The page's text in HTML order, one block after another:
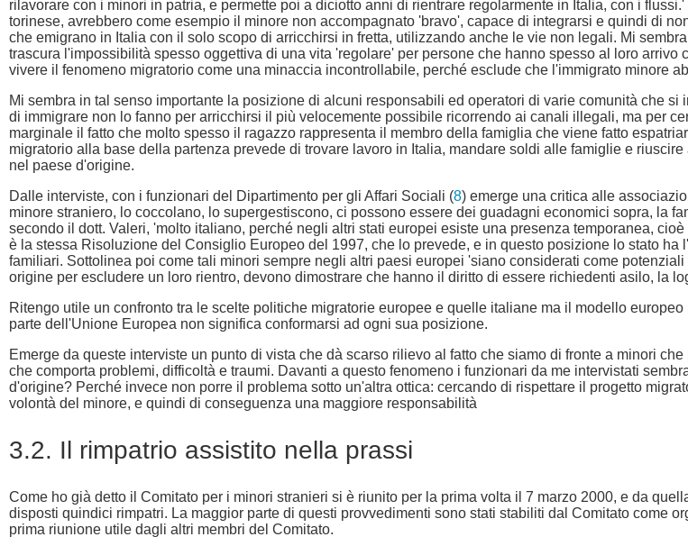
rilavorare con i minori in patria, e permette poi a diciotto anni di rientrare regolarmente in Italia, con i flussi.'
torinese, avrebbero come esempio il minore non accompagnato 'bravo', capace di integrarsi e quindi di
che emigrano in Italia con il solo scopo di arricchirsi in fretta, utilizzando anche le vie non legali. Mi
trascura l'impossibilità spesso oggettiva di una vita 'regolare' per persone che hanno spesso al loro
vivere il fenomeno migratorio come una minaccia incontrollabile, perché esclude che l'immigrato minore
Mi sembra in tal senso importante la posizione di alcuni responsabili ed operatori di varie comunità che si
di immigrare non lo fanno per arricchirsi il più velocemente possibile ricorrendo ai canali illegali, ma per
marginale il fatto che molto spesso il ragazzo rappresenta il membro della famiglia che viene fatto
migratorio alla base della partenza prevede di trovare lavoro in Italia, mandare soldi alle famiglie e
nel paese d'origine.
Dalle interviste, con i funzionari del Dipartimento per gli Affari Sociali (8) emerge una critica alle
minore straniero, lo coccolano, lo supergestiscono, ci possono essere dei guadagni economici sopra, la
secondo il dott. Valeri, 'molto italiano, perché negli altri stati europei esiste una presenza temporanea,
è la stessa Risoluzione del Consiglio Europeo del 1997, che lo prevede, e in questo posizione lo stato
familiari. Sottolinea poi come tali minori sempre negli altri paesi europei 'siano considerati come
origine per escludere un loro rientro, devono dimostrare che hanno il diritto di essere richiedenti asilo, la
Ritengo utile un confronto tra le scelte politiche migratorie europee e quelle italiane ma il modello
parte dell'Unione Europea non significa conformarsi ad ogni sua posizione.
Emerge da queste interviste un punto di vista che dà scarso rilievo al fatto che siamo di fronte a minori
che comporta problemi, difficoltà e traumi. Davanti a questo fenomeno i funzionari da me intervistati
d'origine? Perché invece non porre il problema sotto un'altra ottica: cercando di rispettare il progetto
volontà del minore, e quindi di conseguenza una maggiore responsabilità
3.2. Il rimpatrio assistito nella prassi
Come ho già detto il Comitato per i minori stranieri si è riunito per la prima volta il 7 marzo 2000, e da
disposti quindici rimpatri. La maggior parte di questi provvedimenti sono stati stabiliti dal Comitato come
prima riunione utile dagli altri membri del Comitato.